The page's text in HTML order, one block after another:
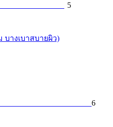
5
บางเบาสบายผิว)
6